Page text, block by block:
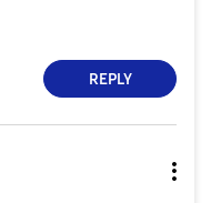
REPLY